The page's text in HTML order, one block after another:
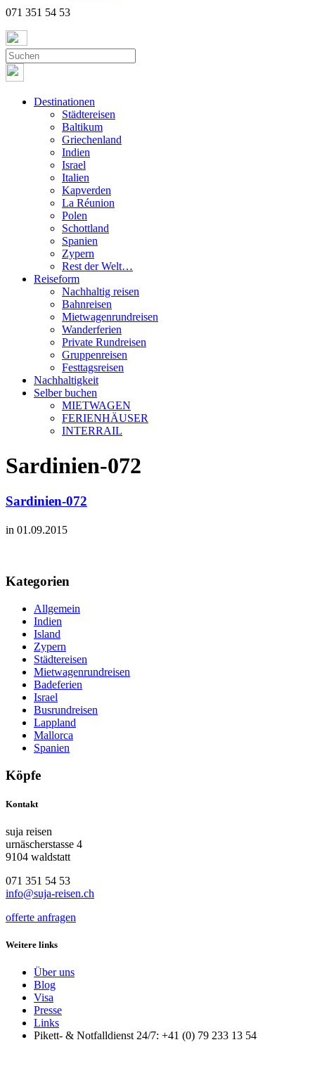
071 351 54 53
Destinationen
Städtereisen
Baltikum
Griechenland
Indien
Israel
Italien
Kapverden
La Réunion
Polen
Schottland
Spanien
Zypern
Rest der Welt…
Reiseform
Nachhaltig reisen
Bahnreisen
Mietwagenrundreisen
Wanderferien
Private Rundreisen
Gruppenreisen
Festtagsreisen
Nachhaltigkeit
Selber buchen
MIETWAGEN
FERIENHÄUSER
INTERRAIL
Sardinien-072
Sardinien-072
in 01.09.2015
Kategorien
Allgemein
Indien
Island
Zypern
Städtereisen
Mietwagenrundreisen
Badeferien
Israel
Busrundreisen
Lappland
Mallorca
Spanien
Köpfe
Kontakt
suja reisen
urnäscherstasse 4
9104 waldstatt
071 351 54 53
info@suja-reisen.ch
offerte anfragen
Weitere links
Über uns
Blog
Visa
Presse
Links
Pikett- & Notfalldienst 24/7: +41 (0) 79 233 13 54